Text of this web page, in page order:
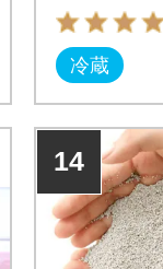
シュレッド
ラ&ゴーダ
ト(プレー
冷蔵
14